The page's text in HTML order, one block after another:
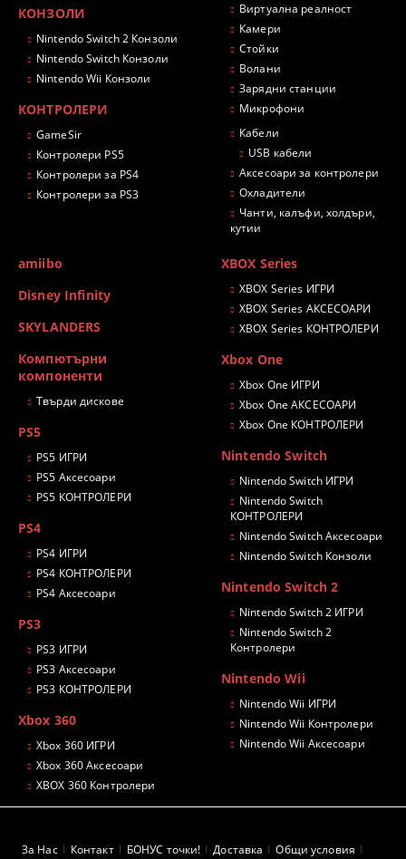
КОНЗОЛИ
Nintendo Switch 2 Конзоли
Nintendo Switch Конзоли
Nintendo Wii Конзоли
КОНТРОЛЕРИ
GameSir
Контролери PS5
Контролери за PS4
Контролери за PS3
Виртуална реалност
Камери
Стойки
Волани
Зарядни станции
Микрофони
Кабели
USB кабели
Аксесоари за контролери
Охладители
Чанти, калъфи, холдъри,
кутии
amiibo
Disney Infinity
SKYLANDERS
Компютърни
компоненти
Твърди дискове
PS5
PS5 ИГРИ
PS5 Аксесоари
PS5 КОНТРОЛЕРИ
PS4
PS4 ИГРИ
PS4 КОНТРОЛЕРИ
PS4 Аксесоари
PS3
PS3 ИГРИ
PS3 Аксесоари
PS3 КОНТРОЛЕРИ
Xbox 360
Xbox 360 ИГРИ
Xbox 360 Аксесоари
XBOX 360 Контролери
XBOX Series
XBOX Series ИГРИ
XBOX Series АКСЕСОАРИ
XBOX Series КОНТРОЛЕРИ
Xbox One
Xbox One ИГРИ
Xbox One АКСЕСОАРИ
Xbox One КОНТРОЛЕРИ
Nintendo Switch
Nintendo Switch ИГРИ
Nintendo Switch
КОНТРОЛЕРИ
Nintendo Switch Аксесоари
Nintendo Switch Конзоли
Nintendo Switch 2
Nintendo Switch 2 ИГРИ
Nintendo Switch 2
Контролери
Nintendo Wii
Nintendo Wii ИГРИ
Nintendo Wii Контролери
Nintendo Wii Аксесоари
За Нас Контакт БОНУС точки! Доставка Общи условия